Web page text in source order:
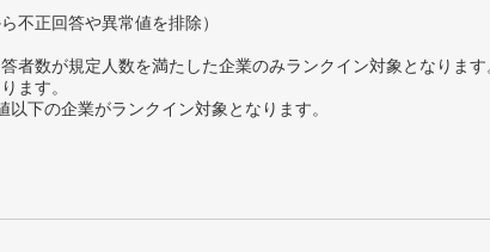
不正回答や異常値を排除）
数が規定人数を満たした企業のみランクイン対象となりま
ます。
下の企業がランクイン対象となります。